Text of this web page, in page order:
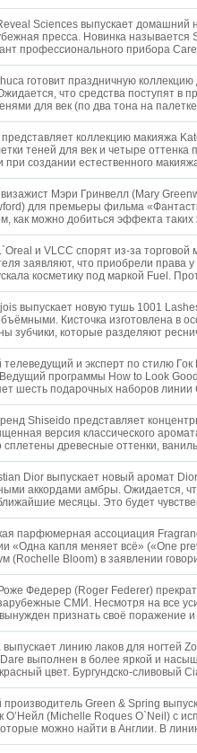
Sciences выпускает домашний
пресса. Новинка называется
профессионального прибора
готовит праздничную
что средства поступят в
для век (по два тона на
коллекцию макияжа
теней для век и четыре
при создании естественного
Мэри Гринвелл (Mary
для премьеры фильма
как можно добиться эффекта
и VLCC спорят из-за
заявляют, что приобрели права
косметику под маркой Fuel.
выпускает новую тушь 1001
Кисточка изготовлена в
зубчики, которые разделяют
телеведущий и эксперт по стилю
Ведущий программы How to Look
шесть подарочных наборов
Shiseido представляет
версия классического
сплетены древесные оттенки,
Dior выпускает новый аромат
аккордами амбры. Ожидается,
месяцы. Это будет
парфюмерная ассоциация
«Одна капля меняет всё» («One
(Rochelle Bloom) в заявлении
Федерер (Roger Federer)
СМИ. Несмотря на все
признать своё поражение и
линию лаков для ногтей
выполнен в более яркой и
цвет. Бургундско-сливовый
производитель Green & Spring
О’Нейл (Michelle Roques O`Neil) с
можно найти в Англии. В